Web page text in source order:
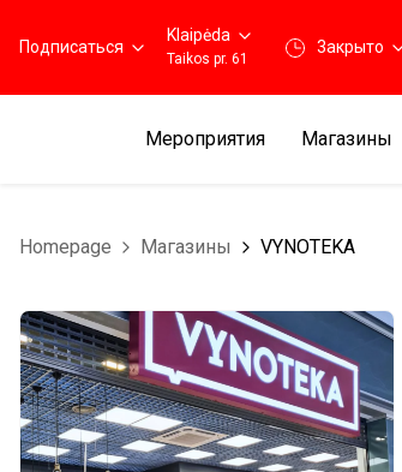
Подписаться
Klaipėda
Taikos pr. 61
3акрыто
Мероприятия Магазины
Homepage Магазины VYNOTEKA